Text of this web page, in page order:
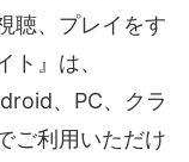
聴、プレイをす
ト』は、
、PC、クラ
ご利用いただけ